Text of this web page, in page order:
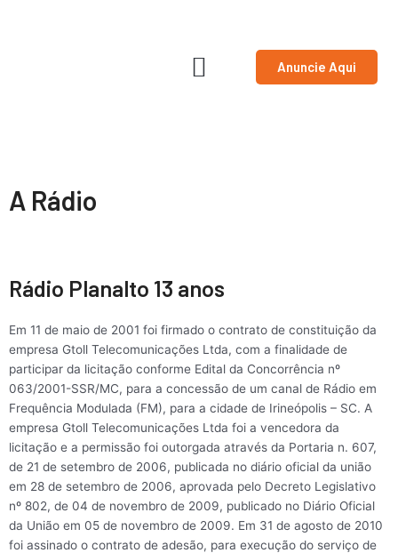
Anuncie Aqui
A Rádio
Rádio Planalto 13 anos
Em 11 de maio de 2001 foi firmado o contrato de constituição da
empresa Gtoll Telecomunicações Ltda, com a finalidade de
participar da licitação conforme Edital da Concorrência nº
063/2001-SSR/MC, para a concessão de um canal de Rádio em
Frequência Modulada (FM), para a cidade de Irineópolis – SC. A
empresa Gtoll Telecomunicações Ltda foi a vencedora da
licitação e a permissão foi outorgada através da Portaria n. 607,
de 21 de setembro de 2006, publicada no diário oficial da união
em 28 de setembro de 2006, aprovada pelo Decreto Legislativo
nº 802, de 04 de novembro de 2009, publicado no Diário Oficial
da União em 05 de novembro de 2009. Em 31 de agosto de 2010
foi assinado o contrato de adesão, para execução do serviço de